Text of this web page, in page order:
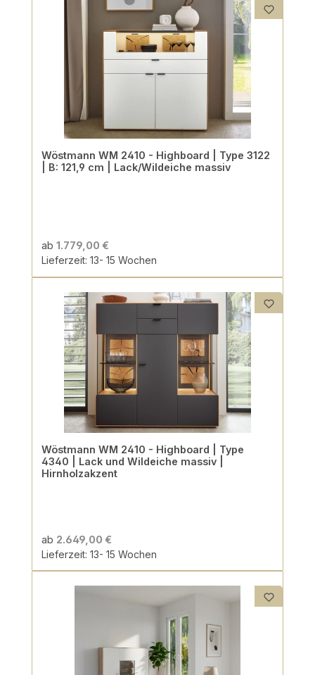
Wöstmann WM 2410 - Highboard | Type 3122
| B: 121,9 cm | Lack/Wildeiche massiv
ab 1.779,00 €
Lieferzeit: 13- 15 Wochen
Wöstmann WM 2410 - Highboard | Type
4340 | Lack und Wildeiche massiv |
Hirnholzakzent
ab 2.649,00 €
Lieferzeit: 13- 15 Wochen